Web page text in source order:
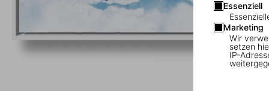
Essenziell
Marketing
Wir
setzen
IP-